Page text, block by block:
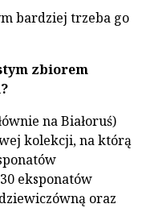
bardziej trzeba go
zbiorem
na Białoruś)
kolekcji, na którą
eksponatów
oraz